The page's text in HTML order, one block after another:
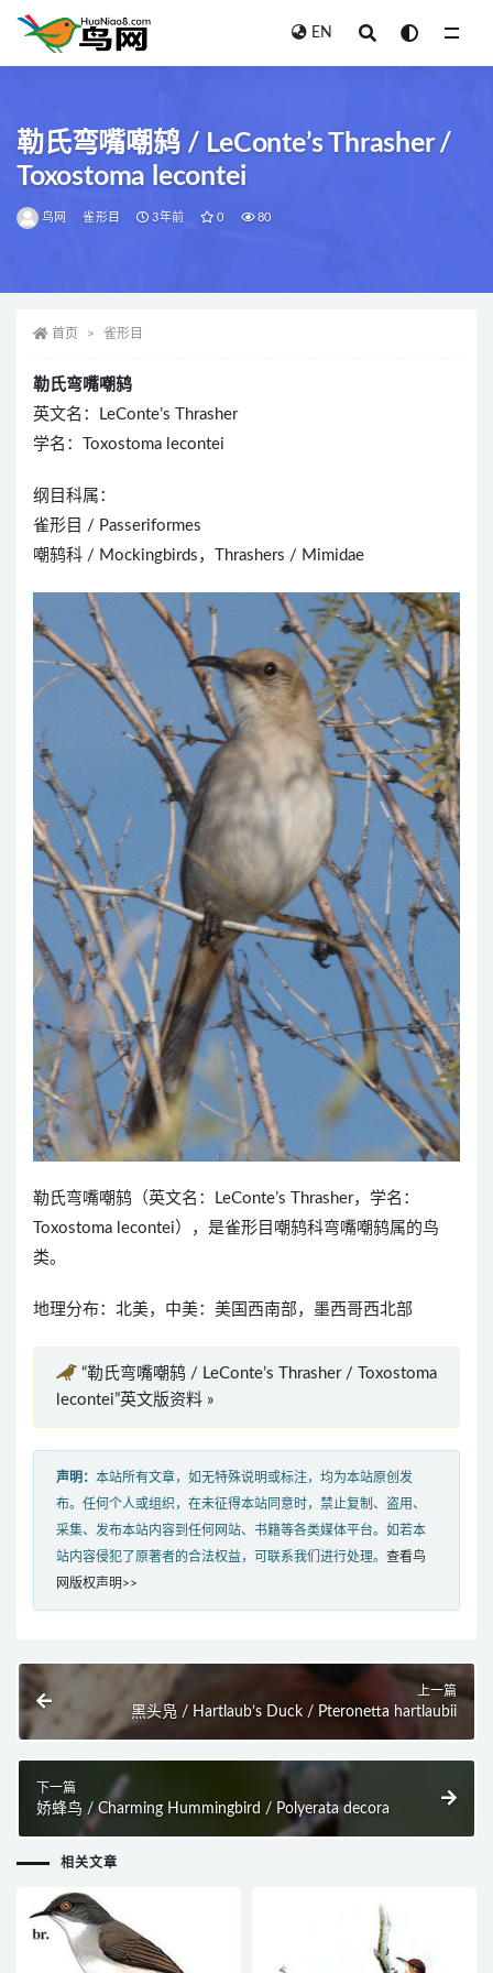
EN
勒氏弯嘴嘲鸫 / LeConte’s Thrasher /
Toxostoma lecontei
鸟网 雀形目 3年前 0 80
首页 雀形目
勒氏弯嘴嘲鸫
英文名：LeConte’s Thrasher
学名：Toxostoma lecontei
纲目科属：
雀形目 / Passeriformes
嘲鸫科 / Mockingbirds，Thrashers / Mimidae
勒氏弯嘴嘲鸫（英文名：LeConte’s Thrasher，学名：
Toxostoma lecontei），是雀形目嘲鸫科弯嘴嘲鸫属的鸟
类。
地理分布：北美，中美：美国西南部，墨西哥西北部
“勒氏弯嘴嘲鸫 / LeConte’s Thrasher / Toxostoma
lecontei”英文版资料 »
声明： 本站所有文章，如无特殊说明或标注，均为本站原创发
布。任何个人或组织，在未征得本站同意时，禁止复制、盗用、
采集、发布本站内容到任何网站、书籍等各类媒体平台。如若本
站内容侵犯了原著者的合法权益，可联系我们进行处理。 查看鸟
网版权声明>>
上一篇
黑头凫 / Hartlaub’s Duck / Pteronetta hartlaubii
下一篇
娇蜂鸟 / Charming Hummingbird / Polyerata decora
相关文章